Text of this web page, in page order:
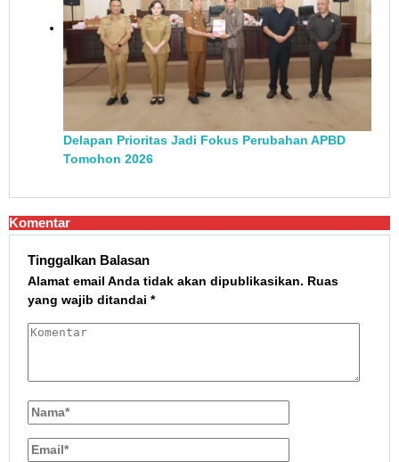
Delapan Prioritas Jadi Fokus Perubahan APBD
Tomohon 2026
Komentar
Tinggalkan Balasan
Alamat email Anda tidak akan dipublikasikan. Ruas
yang wajib ditandai *